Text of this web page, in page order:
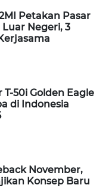
Petakan Pasar
Negeri, 3
T-50i Golden Eagle
di Indonesia
November,
Konsep Baru